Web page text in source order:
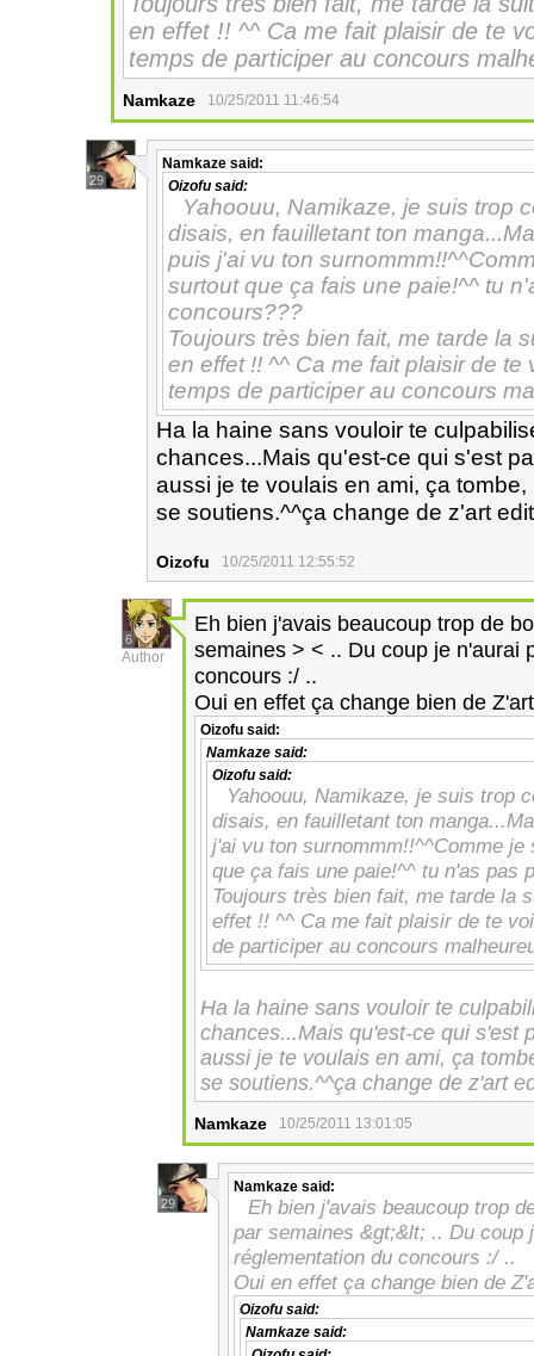
en effet !! ^^ Ca me fait plaisir de te
temps de participer au concours
Namkaze 10/25/2011 11:46:54
29
Namkaze said:
Oizofu said:
Yahoouu, Namikaze, je suis trop
disais, en fauilletant ton
puis j'ai vu ton
surtout que ça fais une paie!^^ tu
concours???
Toujours très bien fait, me tarde la
en effet !! ^^ Ca me fait plaisir de
temps de participer au concours
Ha la haine sans vouloir te
chances...Mais qu'est-ce qui s'est
aussi je te voulais en ami, ça
se soutiens.^^ça change de z'art
Oizofu 10/25/2011 12:55:52
6
Author
Eh bien j'avais beaucoup trop de
semaines > < .. Du coup je n'aurai
concours :/ ..
Oui en effet ça change bien de
Oizofu said:
Namkaze said:
Oizofu said:
Yahoouu, Namikaze, je suis trop
disais, en fauilletant ton
j'ai vu ton surnommm!!^^Comme
que ça fais une paie!^^ tu n'as pas
Toujours très bien fait, me tarde la
effet !! ^^ Ca me fait plaisir de te
de participer au concours
Ha la haine sans vouloir te
chances...Mais qu'est-ce qui s'est
aussi je te voulais en ami, ça
se soutiens.^^ça change de z'art
Namkaze 10/25/2011 13:01:05
29
Namkaze said:
Eh bien j'avais beaucoup trop
par semaines &gt;&lt; .. Du coup
réglementation du concours :/ ..
Oui en effet ça change bien de
Oizofu said:
Namkaze said: